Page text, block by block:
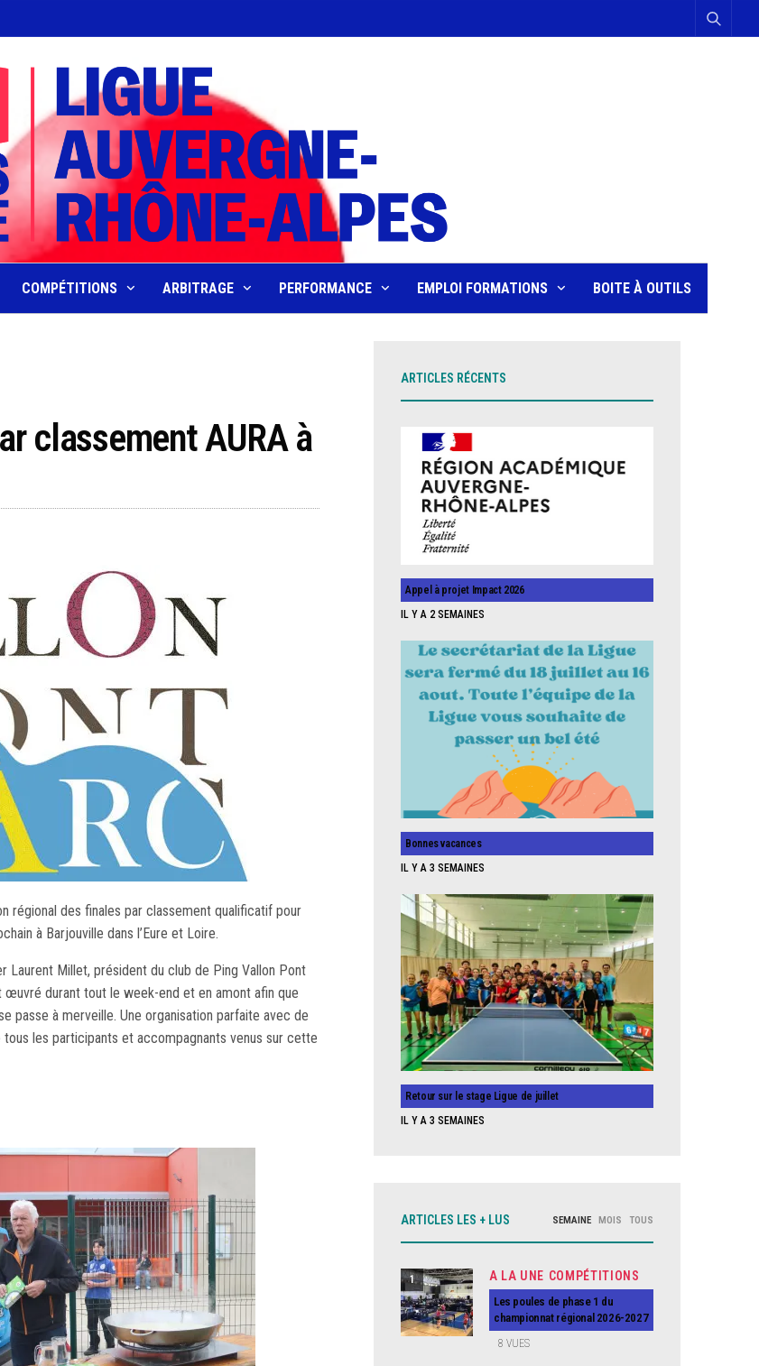
COMPÉTITIONS ARBITRAGE PERFORMANCE EMPLOI FORMATIONS BOITE À OUTILS
classement AURA à
régional des finales par classement qualificatif pour
à Barjouville dans l’Eure et Loire.
Laurent Millet, président du club de Ping Vallon Pont
œuvré durant tout le week-end et en amont afin que
passe à merveille. Une organisation parfaite avec de
les participants et accompagnants venus sur cette
ARTICLES RÉCENTS
Appel à projet Impact 2026
IL Y A 2 SEMAINES
Bonnes vacances
IL Y A 3 SEMAINES
Retour sur le stage Ligue de juillet
IL Y A 3 SEMAINES
ARTICLES LES + LUS SEMAINE MOIS TOUS
1 A LA UNE COMPÉTITIONS
Les poules de phase 1 du
championnat régional 2026-2027
8 VUES